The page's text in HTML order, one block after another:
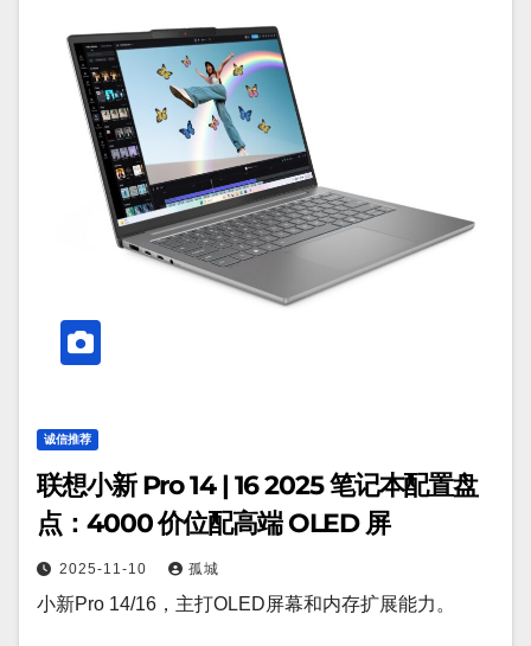
诚信推荐
联想小新 Pro 14 | 16 2025 笔记本配置盘
点：4000 价位配高端 OLED 屏
2025-11-10 孤城
小新Pro 14/16，主打OLED屏幕和内存扩展能力。